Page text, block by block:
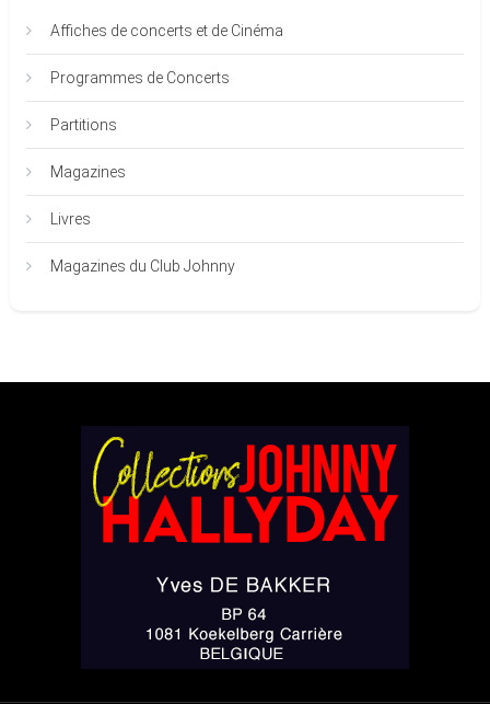
Affiches de concerts et de Cinéma
Programmes de Concerts
Partitions
Magazines
Livres
Magazines du Club Johnny